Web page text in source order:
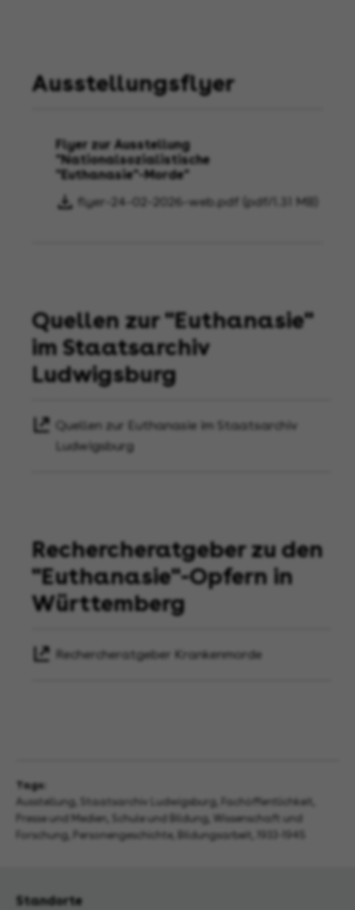
Ausstellungsflyer
Flyer zur Ausstellung
"Nationalsozialistische
"Euthanasie"-Morde"
flyer-24-02-2026-web.pdf (pdf/1.31 MB)
Quellen zur "Euthanasie"
im Staatsarchiv
Ludwigsburg
Quellen zur Euthanasie im Staatsarchiv
Ludwigsburg
Rechercheratgeber zu den
"Euthanasie"-Opfern in
Württemberg
Rechercheratgeber Krankenmorde
Tags:
Ausstellung
Staatsarchiv Ludwigsburg Fachöffentlichkeit
Presse und Medien
Schule und Bildung
Wissenschaft und
Forschung
Personengeschichte Bildungsarbeit
Standorte